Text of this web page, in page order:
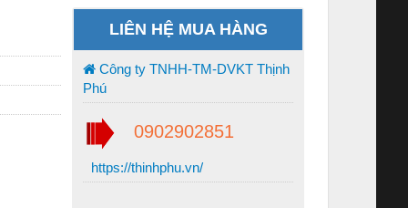
LIÊN HỆ MUA HÀNG
Công ty TNHH-TM-DVKT Thịnh
Phú
0902902851
https://thinhphu.vn/